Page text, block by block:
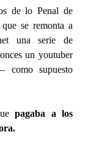
de lo Penal de
se remonta a
una serie de
un youtuber
como supuesto
pagaba a los